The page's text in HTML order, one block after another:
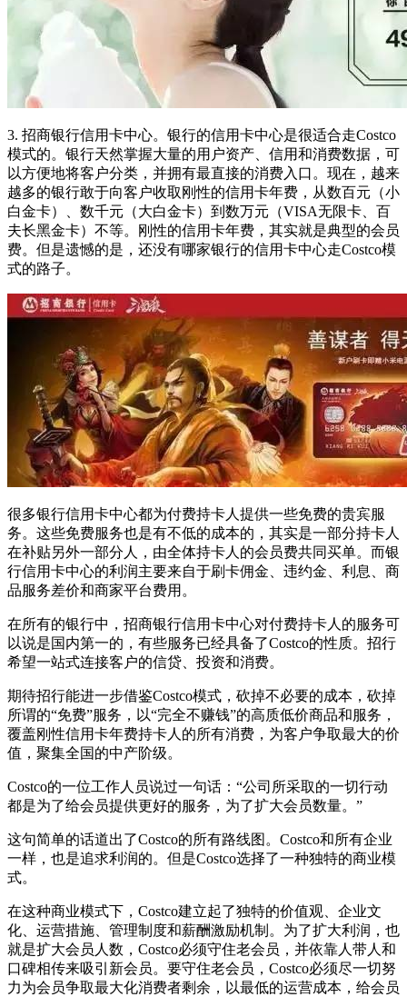
3. 招商银行信用卡中心。银行的信用卡中心是很适合走Costco
模式的。银行天然掌握大量的用户资产、信用和消费数据，可
以方便地将客户分类，并拥有最直接的消费入口。现在，越来
越多的银行敢于向客户收取刚性的信用卡年费，从数百元（小
白金卡）、数千元（大白金卡）到数万元（VISA无限卡、百
夫长黑金卡）不等。刚性的信用卡年费，其实就是典型的会员
费。但是遗憾的是，还没有哪家银行的信用卡中心走Costco模
式的路子。
很多银行信用卡中心都为付费持卡人提供一些免费的贵宾服
务。这些免费服务也是有不低的成本的，其实是一部分持卡人
在补贴另外一部分人，由全体持卡人的会员费共同买单。而银
行信用卡中心的利润主要来自于刷卡佣金、违约金、利息、商
品服务差价和商家平台费用。
在所有的银行中，招商银行信用卡中心对付费持卡人的服务可
以说是国内第一的，有些服务已经具备了Costco的性质。招行
希望一站式连接客户的信贷、投资和消费。
期待招行能进一步借鉴Costco模式，砍掉不必要的成本，砍掉
所谓的“免费”服务，以“完全不赚钱”的高质低价商品和服务，
覆盖刚性信用卡年费持卡人的所有消费，为客户争取最大的价
值，聚集全国的中产阶级。
Costco的一位工作人员说过一句话：“公司所采取的一切行动
都是为了给会员提供更好的服务，为了扩大会员数量。”
这句简单的话道出了Costco的所有路线图。Costco和所有企业
一样，也是追求利润的。但是Costco选择了一种独特的商业模
式。
在这种商业模式下，Costco建立起了独特的价值观、企业文
化、运营措施、管理制度和薪酬激励机制。为了扩大利润，也
就是扩大会员人数，Costco必须守住老会员，并依靠人带人和
口碑相传来吸引新会员。要守住老会员，Costco必须尽一切努
力为会员争取最大化消费者剩余，以最低的运营成本，给会员